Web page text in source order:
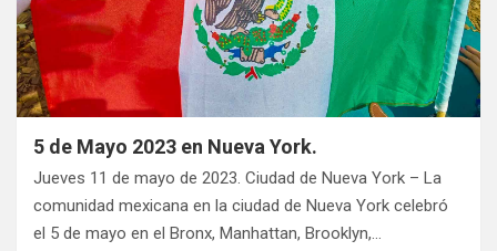
5 de Mayo 2023 en Nueva York.
Jueves 11 de mayo de 2023. Ciudad de Nueva York – La
comunidad mexicana en la ciudad de Nueva York celebró
el 5 de mayo en el Bronx, Manhattan, Brooklyn,…